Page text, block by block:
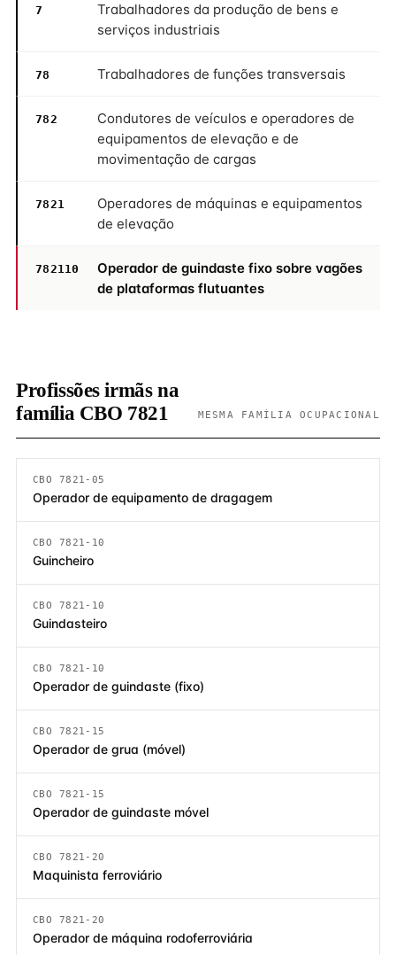
7
Trabalhadores da produção de bens e
serviços industriais
78 Trabalhadores de funções transversais
782
Condutores de veículos e operadores de
equipamentos de elevação e de
movimentação de cargas
7821
Operadores de máquinas e equipamentos
de elevação
782110
Operador de guindaste fixo sobre vagões
de plataformas flutuantes
Profissões irmãs na
família CBO 7821
MESMA FAMÍLIA OCUPACIONAL
CBO 7821-05
Operador de equipamento de dragagem
CBO 7821-10
Guincheiro
CBO 7821-10
Guindasteiro
CBO 7821-10
Operador de guindaste (fixo)
CBO 7821-15
Operador de grua (móvel)
CBO 7821-15
Operador de guindaste móvel
CBO 7821-20
Maquinista ferroviário
CBO 7821-20
Operador de máquina rodoferroviária